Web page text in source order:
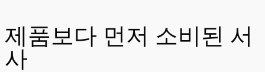
제품보다 먼저 소비된 서
사